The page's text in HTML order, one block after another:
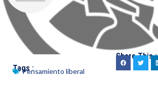
Tags :Pensamiento liberal
Share This :